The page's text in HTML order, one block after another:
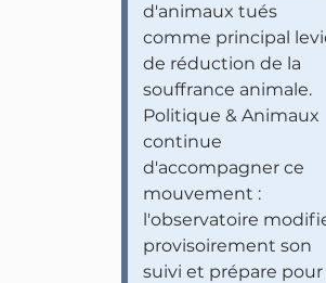
d'animaux tués
comme principal
de réduction de la
souffrance animale.
Politique & Animaux
continue
d'accompagner ce
mouvement :
l'observatoire
provisoirement son
suivi et prépare pour